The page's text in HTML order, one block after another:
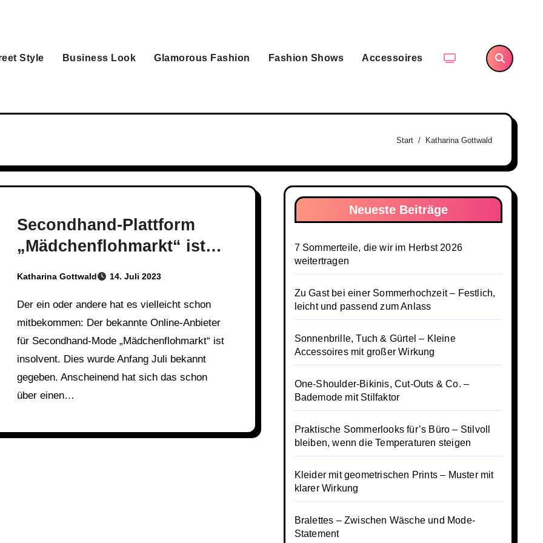
Style Business Look Glamorous Fashion Fashion Shows Accessoires
Start Katharina Gottwald
Secondhand-Plattform
„Mädchenflohmarkt“ ist
insolvent: Was nun?
Katharina Gottwald 14. Juli 2023
Der ein oder andere hat es vielleicht schon
mitbekommen: Der bekannte Online-Anbieter
für Secondhand-Mode „Mädchenflohmarkt“ ist
insolvent. Dies wurde Anfang Juli bekannt
gegeben. Anscheinend hat sich das schon
über einen…
Neueste Beiträge
7 Sommerteile, die wir im Herbst 2026
weitertragen
Zu Gast bei einer Sommerhochzeit – Festlich,
leicht und passend zum Anlass
Sonnenbrille, Tuch & Gürtel – Kleine
Accessoires mit großer Wirkung
One-Shoulder-Bikinis, Cut-Outs & Co. –
Bademode mit Stilfaktor
Praktische Sommerlooks für’s Büro – Stilvoll
bleiben, wenn die Temperaturen steigen
Kleider mit geometrischen Prints – Muster mit
klarer Wirkung
Bralettes – Zwischen Wäsche und Mode-
Statement